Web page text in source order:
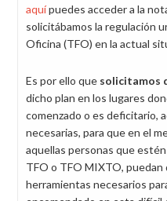
aquípuedes acceder a la
solicitábamos la regulación
Oficina (TFO) en la actual
Es por ello que solicitamos
dicho plan en los lugares
comenzado o es deficitario,
necesarias, para que en el
aquellas personas que
TFO o TFO MIXTO,
herramientas necesarios